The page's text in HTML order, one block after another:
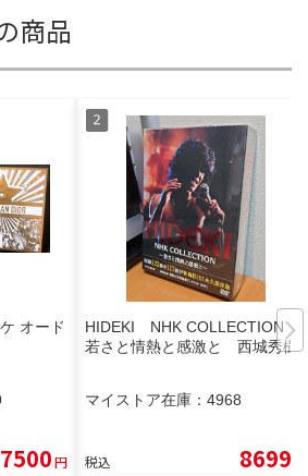
商品
オード
7500円
HIDEKI NHK COLLECTION
若さと情熱と感激と 西城秀樹
マイストア在庫： 4968
税込 8699